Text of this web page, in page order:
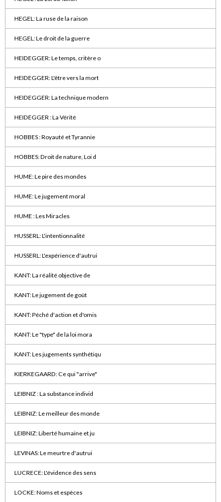
HEGEL: La ruse de la raison
HEGEL: Le droit de la guerre
HEIDEGGER: Le temps, critère o
HEIDEGGER: L'être vers la mort
HEIDEGGER: La technique modern
HEIDEGGER : La Vérité
HOBBES : Royauté et Tyrannie
HOBBES: Droit de nature, Loi d
HUME: Le pire des mondes
HUME: Le jugement moral
HUME : Les Miracles
HUSSERL: L'intentionnalité
HUSSERL: L'expérience d'autrui
KANT: La réalité objective de
KANT: Le jugement de goüt
KANT: Péché d'action et d'omis
KANT: Le "type" de la loi mora
KANT: Les jugements synthétiqu
KIERKEGAARD: Ce qui "arrive"
LEIBNIZ : La substance individ
LEIBNIZ: Le meilleur des monde
LEIBNIZ: Liberté humaine et ju
LEVINAS: Le meurtre d'autrui
LUCRECE: L'évidence des sens
LOCKE: Noms et espèces